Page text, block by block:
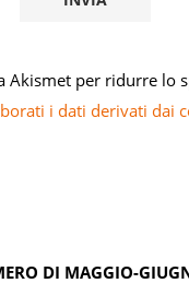
Akismet per ridurre lo
i dati derivati dai
DI MAGGIO-